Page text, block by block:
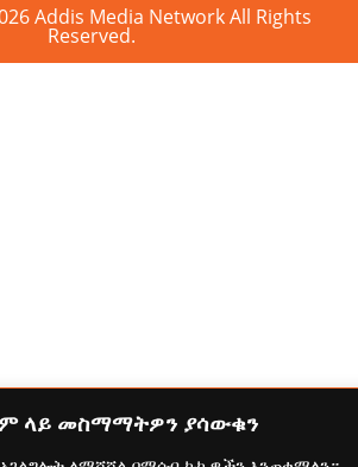
ላይ መስማማትዎን ያሳውቁን
Addis Media Network All Rights
Reserved.